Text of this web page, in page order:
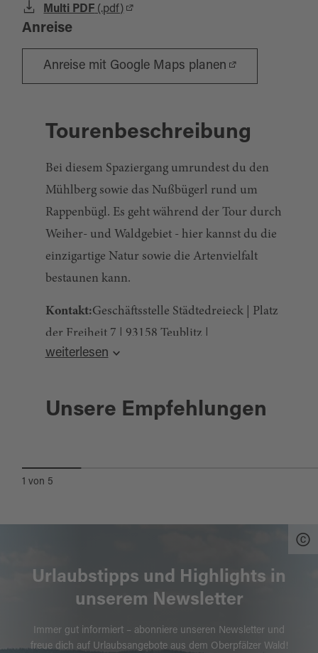
Multi PDF (.pdf)
Anreise
Anreise mit Google Maps planen
Tourenbeschreibung
Bei diesem Spaziergang umrundest du den
Mühlberg sowie das Nußbügerl rund um
Rappenbügl. Es geht während der Tour durch
Weiher- und Waldgebiet - hier kannst du die
einzigartige Natur sowie die Artenvielfalt
bestaunen kann.
Kontakt:Geschäftsstelle Städtedreieck | Platz
der Freiheit 7 | 93158 Teublitz |
www.maxhuette-haidhof.de
weiterlesen
Unsere Empfehlungen
Teublitz
1 von 5
Urlaubstipps und Highlights in
unserem Newsletter
Immer gut informiert – abonniere unseren Newsletter und
freue dich auf Urlaubsangebote aus dem Oberpfälzer Wald!